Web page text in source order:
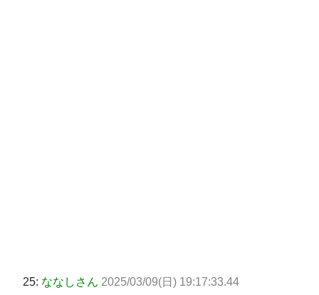
25: ななしさん 2025/03/09(日) 19:17:33.44